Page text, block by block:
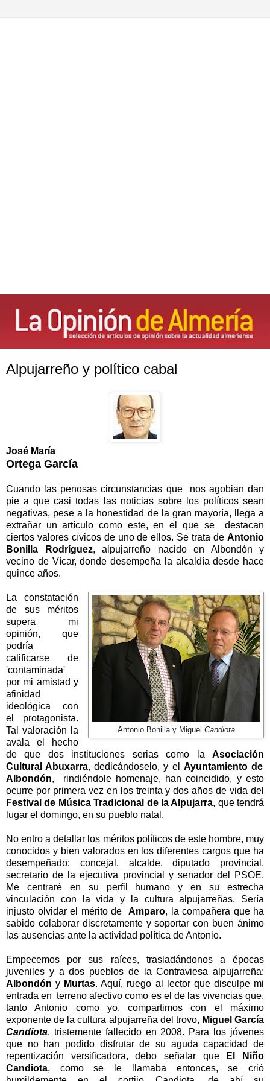
Alpujarreño y político cabal
José María
Ortega García
Cuando las penosas circunstancias que nos agobian dan
pie a que casi todas las noticias sobre los políticos sean
negativas, pese a la honestidad de la gran mayoría, llega a
extrañar un artículo como este, en el que se destacan
ciertos valores cívicos de uno de ellos. Se trata de Antonio
Bonilla Rodríguez, alpujarreño nacido en Albondón y
vecino de Vícar, donde desempeña la alcaldía desde hace
quince años.
Antonio Bonilla y Miguel Candiota
La constatación
de sus méritos
supera mi
opinión, que
podría
calificarse de
'contaminada'
por mi amistad y
afinidad
ideológica con
el protagonista.
Tal valoración la
avala el hecho
de que dos instituciones serias como
laAsociación
Cultural Abuxarra, dedicándoselo, y el Ayuntamiento de
Albondón, rindiéndole homenaje, han coincidido, y esto
ocurre por primera vez en los treinta y dos años de vida del
Festival de Música Tradicional de la Alpujarra, que tendrá
lugar el domingo, en su pueblo natal.
No entro a detallar los méritos políticos de este hombre, muy
conocidos y bien valorados en los diferentes cargos que ha
desempeñado: concejal, alcalde, diputado provincial,
secretario de la ejecutiva provincial y senador del PSOE.
Me centraré en su perfil humano y en su estrecha
vinculación con la vida y la cultura alpujarreñas. Sería
injusto olvidar el mérito de Amparo, la compañera que ha
sabido colaborar discretamente y soportar con buen ánimo
las ausencias ante la actividad política de Antonio.
Empecemos por sus raíces, trasladándonos a épocas
juveniles y a dos pueblos de
la Contraviesa alpujarreña:
Albondón y Murtas. Aquí, ruego al lector que disculpe mi
entrada en terreno afectivo como es el de las vivencias que,
tanto Antonio como yo, compartimos con el máximo
exponente de la cultura alpujarreña del trovo, Miguel García
Candiota, tristemente fallecido en 2008. Para los jóvenes
que no han podido disfrutar de su aguda capacidad de
repentización versificadora, debo señalar que
El Niño
Candiota, como se le llamaba entonces, se crió